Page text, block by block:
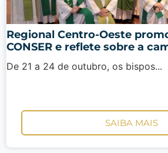
Regional Centro-Oeste
CONSER e reflete sobre a
De 21 a 24 de outubro, os bispos...
SAIBA MAIS